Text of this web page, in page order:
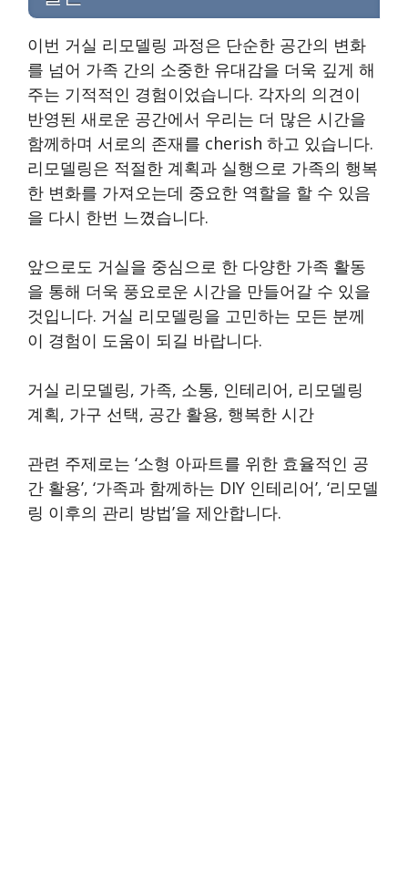
이번 거실 리모델링 과정은 단순한 공간의 변화
를 넘어 가족 간의 소중한 유대감을 더욱 깊게 해
주는 기적적인 경험이었습니다. 각자의 의견이
반영된 새로운 공간에서 우리는 더 많은 시간을
함께하며 서로의 존재를 cherish 하고 있습니다.
리모델링은 적절한 계획과 실행으로 가족의 행복
한 변화를 가져오는데 중요한 역할을 할 수 있음
을 다시 한번 느꼈습니다.
앞으로도 거실을 중심으로 한 다양한 가족 활동
을 통해 더욱 풍요로운 시간을 만들어갈 수 있을
것입니다. 거실 리모델링을 고민하는 모든 분께
이 경험이 도움이 되길 바랍니다.
거실 리모델링, 가족, 소통, 인테리어, 리모델링
계획, 가구 선택, 공간 활용, 행복한 시간
관련 주제로는 ‘소형 아파트를 위한 효율적인 공
간 활용’, ‘가족과 함께하는 DIY 인테리어’, ‘리모델
링 이후의 관리 방법’을 제안합니다.